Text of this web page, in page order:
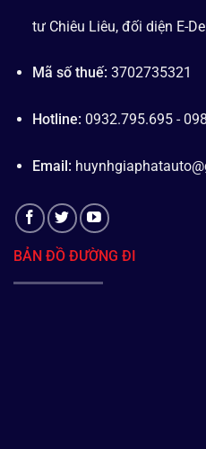
tư Chiêu Liêu, đối diện E-
Mã số thuế: 3702735321
Hotline: 0932.795.695 -
Email:
BẢN ĐỒ ĐƯỜNG ĐI